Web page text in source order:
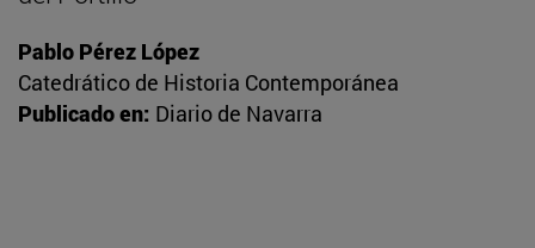
Pablo Pérez López
Catedrático de Historia Contemporánea
Publicado en: Diario de Navarra